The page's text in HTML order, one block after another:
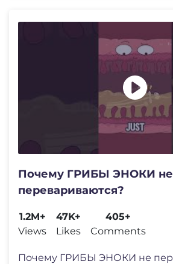
Почему ГРИБЫ ЭНОКИ не
перевариваются?
1.2M+
Views
47K+
Likes
405+
Comments